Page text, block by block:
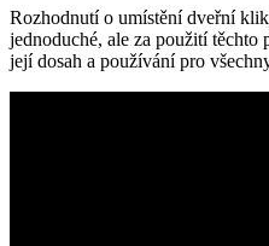
Rozhodnutí o ⁣umístění dveřní
jednoduché, ale za použití těchto
její dosah ⁤a používání ⁤pro